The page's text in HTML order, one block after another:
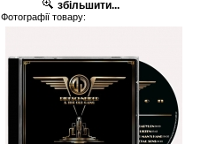
збільшити...
Фотографії товару: